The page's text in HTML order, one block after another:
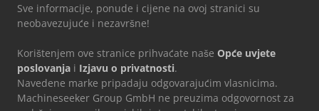
Sve informacije, ponude i cijene na ovoj stranici su
neobavezujuće i nezavršne!
Korištenjem ove stranice prihvaćate naše Opće uvjete
poslovanja i Izjavu o privatnosti.
Navedene marke pripadaju odgovarajućim vlasnicima.
Machineseeker Group GmbH ne preuzima odgovornost za